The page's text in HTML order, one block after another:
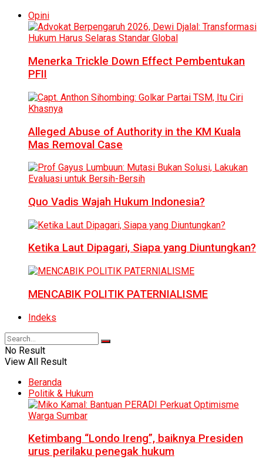
Opini
Menerka Trickle Down Effect Pembentukan
PFII
Alleged Abuse of Authority in the KM Kuala
Mas Removal Case
Quo Vadis Wajah Hukum Indonesia?
Ketika Laut Dipagari, Siapa yang Diuntungkan?
MENCABIK POLITIK PATERNIALISME
Indeks
No Result
View All Result
Beranda
Politik & Hukum
Ketimbang “Londo Ireng”, baiknya Presiden
urus perilaku penegak hukum